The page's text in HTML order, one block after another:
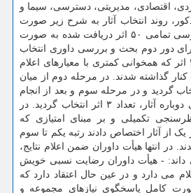
اقتصادی، مدیریتی، دسترسی، سیما و
روند انتخاب آثار به شرح زیر صورت
گرفت: در ابتدا بعد از بررسی تمامی ۵۰ اثر دریافت شده به صورت
تعداد ۱۱ اثر برای دور دوم بحث و بررسی داوری انتخاب
شدند و ازاین رو تعداد ۳۶ اثر که همخوانی کمتری با معیارهای اعلام
گذاشته شدند. در مرحله دوم از میان
تعداد ۵ اثر انتخاب گردید و در مرحله سوم و بعد از انجام
بحث های متنوع و بررسی دوباره آثار، تعداد ۳ اثر انتخاب گردید. در
تکمیلی و بر مبنای امتیازی که
از آثار اختصاص دادند رتبه یکم تا سوم
در انتها هیأت داوران ضمن اعلام نتایج،
داند: - هیأت داوران رضایت نسبی خویش
می دارد و در عین حال اعتقاد دارد که
کامل پاسخگوی نیازهای مجموعه و